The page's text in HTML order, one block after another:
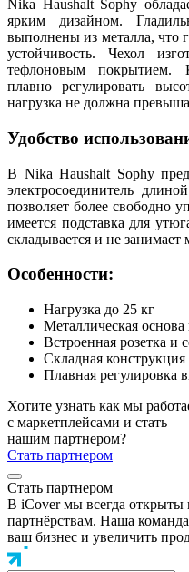
Nika Haushalt Sophy
ярким дизайном.
выполнены из металла, что
устойчивость. Чехол
тефлоновым покрытием.
плавно регулировать
нагрузка не должна
Удобство
В Nika Haushalt Sophy
электросоединитель
позволяет более свободно
имеется подставка для
складывается и не
Особенности:
Нагрузка до 25 кг
Металлическая
Встроенная розетка и
Складная конструкция
Плавная регулировка
Хотите узнать как мы
с маркетплейсами и стать
нашим партнером?
Стать партнером
Стать партнером
В iCover мы всегда открыты
партнёрствам. Наша
ваш бизнес и увеличить